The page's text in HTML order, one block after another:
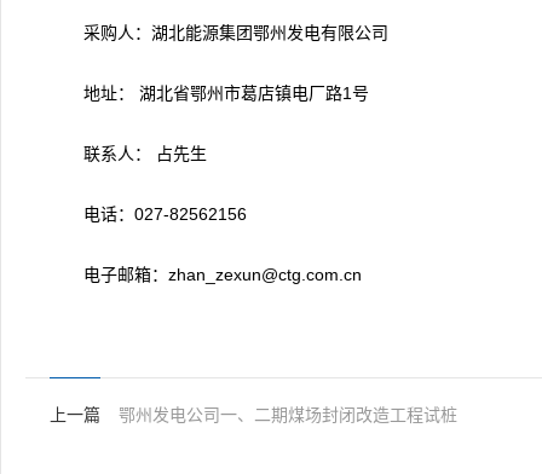
采购人：湖北能源集团鄂州发电有限公司
地址： 湖北省鄂州市葛店镇电厂路1号
联系人： 占先生
电话：027-82562156
电子邮箱：zhan_zexun@ctg.com.cn
上一篇 鄂州发电公司一、二期煤场封闭改造工程试桩